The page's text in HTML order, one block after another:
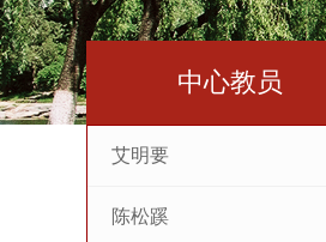
中心教员
艾明要
陈松蹊